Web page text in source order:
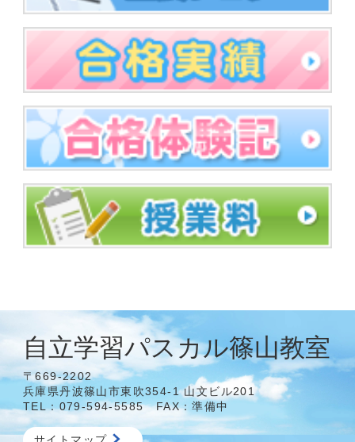
自立学習パスカル篠山教室
〒669-2202
兵庫県丹波篠山市東吹354-1 山文ビル201
TEL：079-594-5585 FAX：準備中